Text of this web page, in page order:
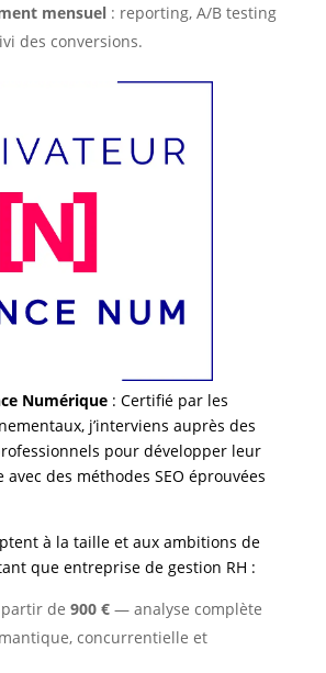
mensuel: reporting, A/B testing
des conversions.
Numérique: Certifié par les
j’interviens auprès des
pour développer leur
des méthodes SEO éprouvées
à la taille et aux ambitions de
que entreprise de gestion RH :
de 900 €— analyse complète
concurrentielle et